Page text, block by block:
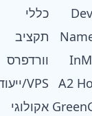
כללי
תקציב
וורדפרס
A2
VPS/ייעודי
אקולוגי